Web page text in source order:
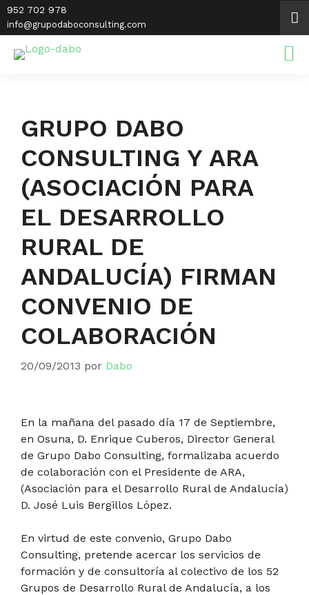
Saltar
al
952 702 978
info@grupodaboconsulting.com
GRUPO DABO
CONSULTING Y ARA
(ASOCIACIÓN PARA
EL DESARROLLO
RURAL DE
ANDALUCÍA) FIRMAN
CONVENIO DE
COLABORACIÓN
20/09/2013 por Dabo
En la mañana del pasado día 17 de Septiembre,
en Osuna, D. Enrique Cuberos, Director General
de Grupo Dabo Consulting, formalizaba acuerdo
de colaboración con el Presidente de ARA,
(Asociación para el Desarrollo Rural de Andalucía)
D. José Luis Bergillos López.
En virtud de este convenio, Grupo Dabo
Consulting, pretende acercar los servicios de
formación y de consultoría al colectivo de los 52
Grupos de Desarrollo Rural de Andalucía, a los